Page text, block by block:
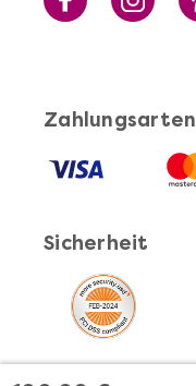
Zahlungsarten
Sicherheit